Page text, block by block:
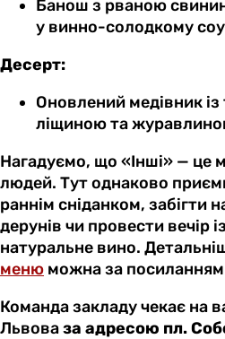
Банош з рваною
у винно-солодкому
Десерт:
Оновлений медівник
ліщиною та
Нагадуємо, що «Інші» — це
людей. Тут однаково
раннім сніданком, забігти
дерунів чи провести вечір
натуральне вино.
меню можна за
Команда закладу чекає на
Львоваза адресою пл.